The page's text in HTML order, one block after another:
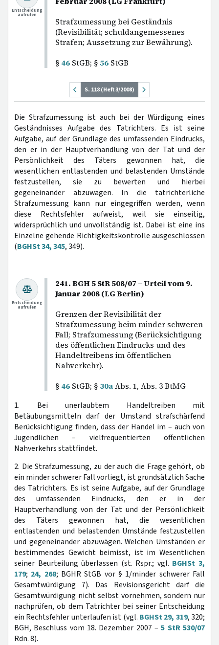
Strafzumessung bei Geständnis
(Revisibilität; schuldangemessenes
Strafen; Aussetzung zur Bewährung).
§ 46 StGB; § 56 StGB
Entscheidung
aufrufen
S. 118 (Heft 3/2008)
Die Strafzumessung ist auch bei der Würdigung eines
Geständnisses Aufgabe des Tatrichters. Es ist seine
Aufgabe, auf der Grundlage des umfassenden Eindrucks,
den er in der Hauptverhandlung von der Tat und der
Persönlichkeit des Täters gewonnen hat, die
wesentlichen entlastenden und belastenden Umstände
festzustellen, sie zu bewerten und hierbei
gegeneinander abzuwägen. In die tatrichterliche
Strafzumessung kann nur eingegriffen werden, wenn
diese Rechtsfehler aufweist, weil sie einseitig,
widersprüchlich und unvollständig ist. Dabei ist eine ins
Einzelne gehende Richtigkeitskontrolle ausgeschlossen
(BGHSt 34, 345, 349).
241. BGH 5 StR 508/07 – Urteil vom 9.
Januar 2008 (LG Berlin)
Grenzen der Revisibilität der
Strafzumessung beim minder schweren
Fall; Strafzumessung (Berücksichtigung
des öffentlichen Eindrucks und des
Handeltreibens im öffentlichen
Nahverkehr).
§ 46 StGB; § 30aAbs. 1, Abs. 3 BtMG
Entscheidung
aufrufen
1. Bei unerlaubtem Handeltreiben mit
Betäubungsmitteln darf der Umstand strafschärfend
Berücksichtigung finden, dass der Handel im – auch von
Jugendlichen – vielfrequentierten öffentlichen
Nahverkehrs stattfindet.
2. Die Strafzumessung, zu der auch die Frage gehört, ob
ein minder schwerer Fall vorliegt, ist grundsätzlich Sache
des Tatrichters. Es ist seine Aufgabe, auf der Grundlage
des umfassenden Eindrucks, den er in der
Hauptverhandlung von der Tat und der Persönlichkeit
des Täters gewonnen hat, die wesentlichen
entlastenden und belastenden Umstände festzustellen
und gegeneinander abzuwägen. Welchen Umständen er
bestimmendes Gewicht beimisst, ist im Wesentlichen
seiner Beurteilung überlassen (st. Rspr.; vgl. BGHSt 3,
179; 24, 268; BGHR StGB vor § 1/minder schwerer Fall
Gesamtwürdigung 7). Das Revisionsgericht darf die
Gesamtwürdigung nicht selbst vornehmen, sondern nur
nachprüfen, ob dem Tatrichter bei seiner Entscheidung
ein Rechtsfehler unterlaufen ist (vgl. BGHSt 29, 319, 320;
BGH, Beschluss vom 18. Dezember 2007 –5 StR 530/07
Rdn. 8).